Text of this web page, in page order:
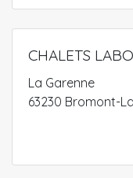
CHALETS
La Garenne
63230 Bromont-